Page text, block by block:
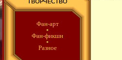
Фан-арт
Фан-фикшн
Разное